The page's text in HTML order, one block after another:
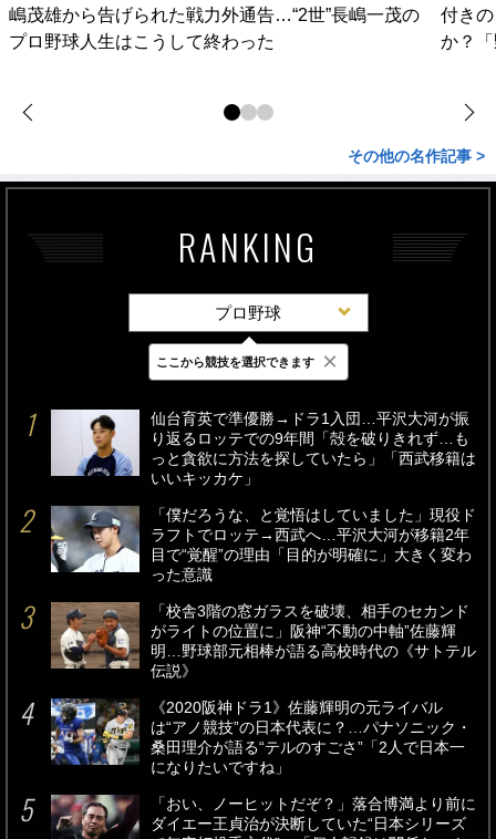
嶋茂雄から告げられた戦力外通告…“2世”長嶋一茂の
プロ野球人生はこうして終わった
付き
か？
その他の名作記事 >
RANKING
プロ野球
最新 24時間 週間
仙台育英で準優勝→ドラ1入団…平沢大河が振
り返るロッテでの9年間「殻を破りきれず…も
っと貪欲に方法を探していたら」「西武移籍は
いいキッカケ」
「僕だろうな、と覚悟はしていました」現役ド
ラフトでロッテ→西武へ…平沢大河が移籍2年
目で“覚醒”の理由「目的が明確に」大きく変わ
った意識
「校舎3階の窓ガラスを破壊、相手のセカンド
がライトの位置に」阪神“不動の中軸”佐藤輝
明…野球部元相棒が語る高校時代の《サトテル
伝説》
《2020阪神ドラ1》佐藤輝明の元ライバル
は“アノ競技”の日本代表に？…パナソニック・
桑田理介が語る“テルのすごさ”「2人で日本一
になりたいですね」
「おい、ノーヒットだぞ？」落合博満より前に
ダイエー王貞治が決断していた“日本シリーズ
ここから競技を選択できます ×